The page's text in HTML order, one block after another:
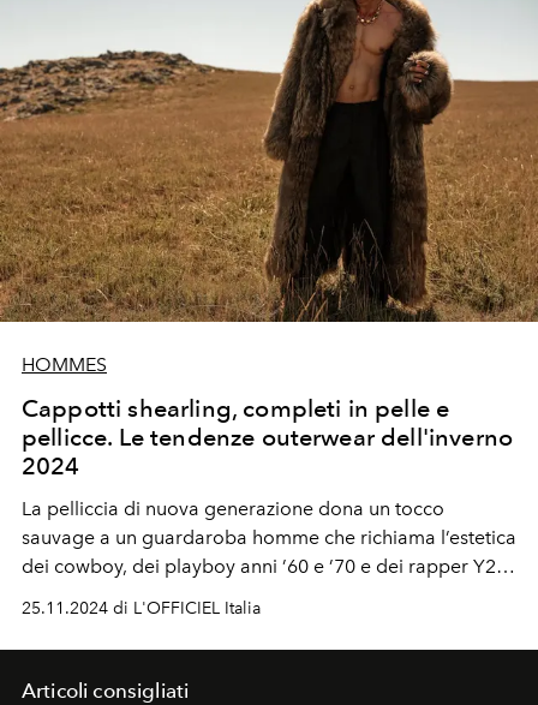
HOMMES
Cappotti shearling, completi in pelle e
pellicce. Le tendenze outerwear dell'inverno
2024
La pelliccia di nuova generazione dona un tocco
sauvage a un guardaroba homme che richiama l’estetica
dei cowboy, dei playboy anni ’60 e ’70 e dei rapper Y2K.
A interpretare il trend è Grego Belau, giovane top
di Bahia, in Brasile. Dopo gli studi in marketing e
recitazione a São Paulo, oltre al lavoro come modello,
25.11.2024 di L'OFFICIEL Italia
Articoli consigliati